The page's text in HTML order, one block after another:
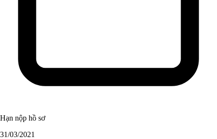
Hạn nộp hồ sơ
31/03/2021